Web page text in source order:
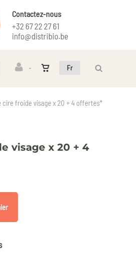
Contactez-nous
+32 67 22 27 61
info@distribio.be
Fr
cire froide visage x 20 + 4 offertes*
visage x 20 + 4